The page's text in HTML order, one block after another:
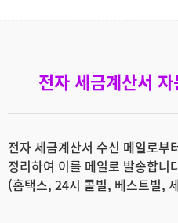
전자 세금계산서
전자 세금계산서 수신 메일로부
정리하여 이를 메일로 발송합니
(홈택스, 24시 콜빌, 베스트빌,